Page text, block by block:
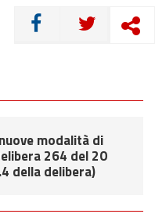
CONDIVIDI
modalità di
264 del 20
della delibera)